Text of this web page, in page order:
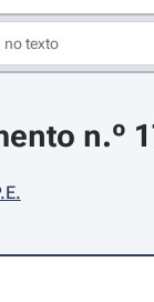
n.º